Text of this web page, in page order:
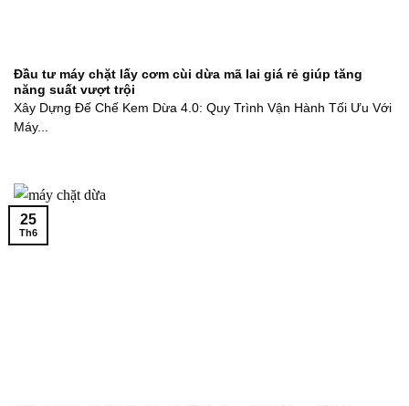
Đầu tư máy chặt lấy cơm cùi dừa mã lai giá rẻ giúp tăng
năng suất vượt trội
Xây Dựng Đế Chế Kem Dừa 4.0: Quy Trình Vận Hành Tối Ưu Với
Máy...
25
Th6